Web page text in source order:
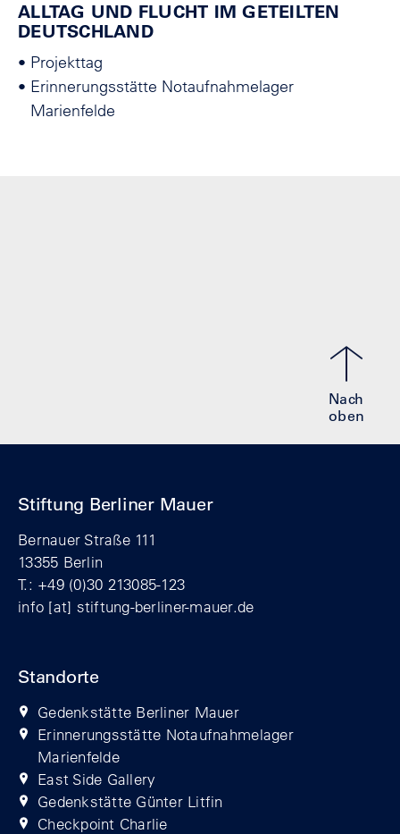
ALLTAG UND FLUCHT IM GETEILTEN
DEUTSCHLAND
• Projekttag
• Erinnerungsstätte Notaufnahmelager
Marienfelde
Nach
oben
Stiftung Berliner Mauer
Bernauer Straße 111
13355 Berlin
T.: +49 (0)30 213085-123
info [at] stiftung-berliner-mauer.de
Standorte
Gedenkstätte Berliner Mauer
Erinnerungsstätte Notaufnahmelager
Marienfelde
East Side Gallery
Gedenkstätte Günter Litfin
Checkpoint Charlie